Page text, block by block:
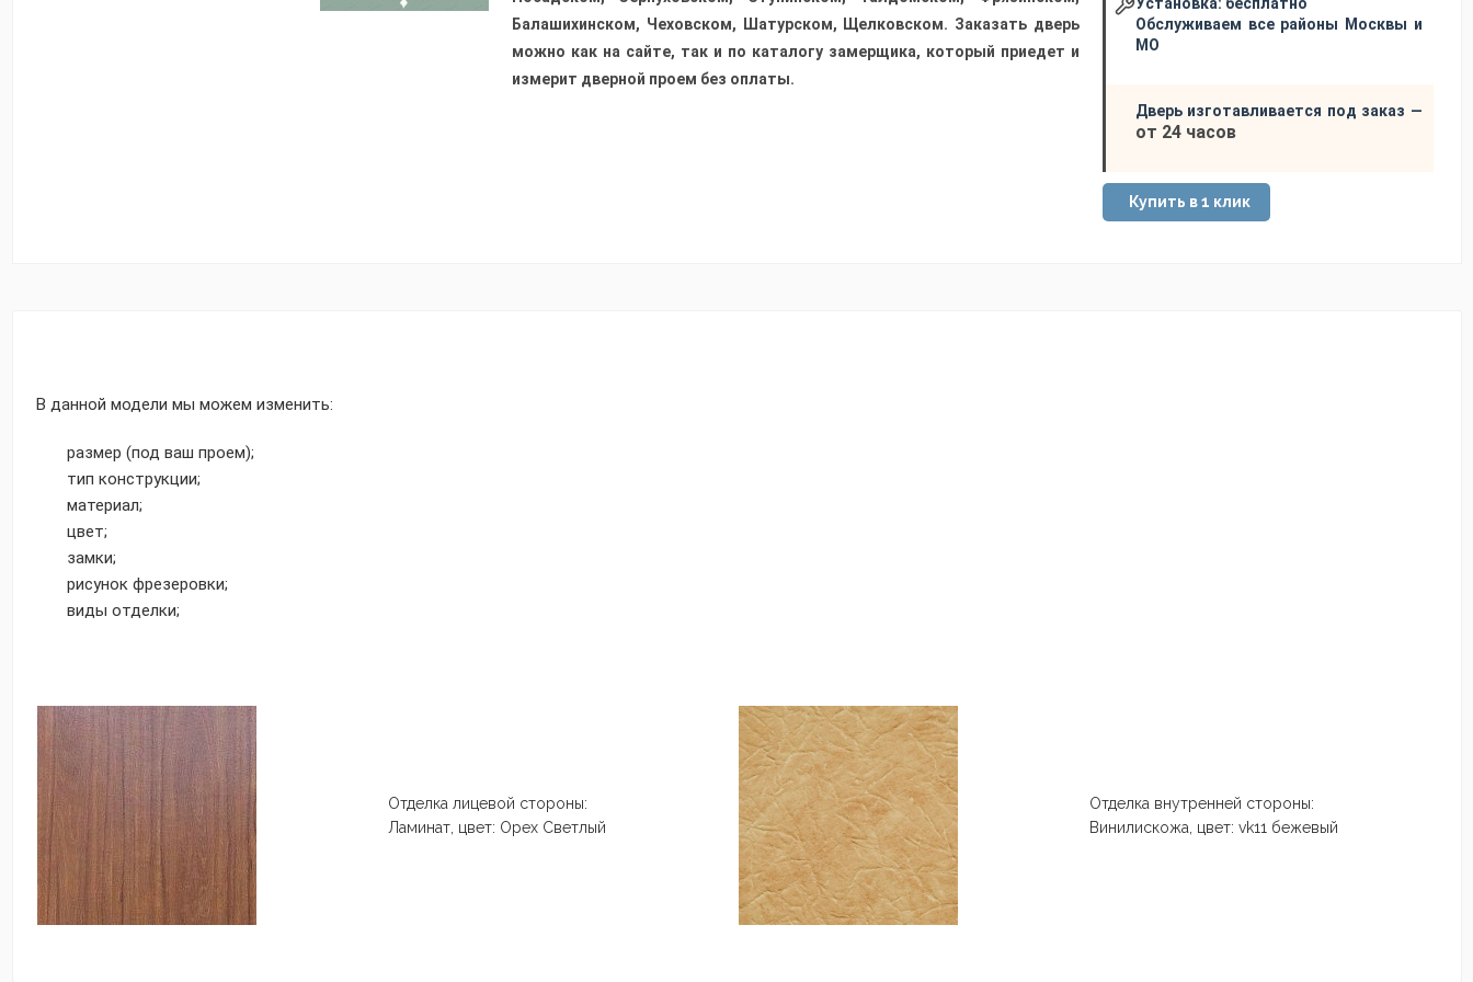
Балашихинском, Чеховском, Шатурском, Щелковском. Заказать дверь
можно как на сайте, так и по каталогу замерщика, который приедет и
измерит дверной проем без оплаты.
Обслуживаем все районы Москвы и
МО
Дверь изготавливается под заказ —
от 24 часов
Купить в 1 клик
В данной модели мы можем изменить:
размер (под ваш проем);
тип конструкции;
материал;
цвет;
замки;
рисунок фрезеровки;
виды отделки;
Отделка лицевой стороны:
Ламинат, цвет: Орех Светлый
Отделка внутренней стороны:
Винилискожа, цвет: vk11 бежевый